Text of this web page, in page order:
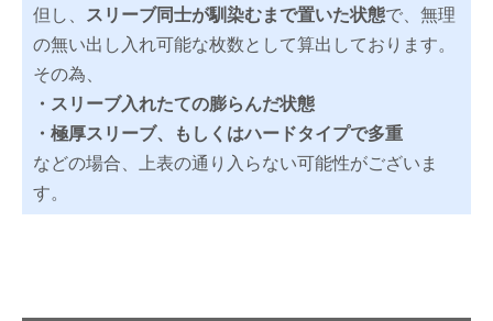
但し、 スリーブ同士が馴染むまで置いた状態で、無理
の無い出し入れ可能な枚数として算出しております。
その為、
・スリーブ入れたての膨らんだ状態
・極厚スリーブ、もしくはハードタイプで多重
などの場合、上表の通り入らない可能性がございま
す。